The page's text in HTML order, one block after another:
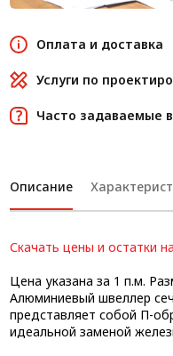
Оплата и доставка
Услуги по
Часто задаваемые
Описание
Скачать цены и остатки
Цена указана за 1 п.м.
Алюминиевый швеллер
представляет собой П-
идеальной заменой